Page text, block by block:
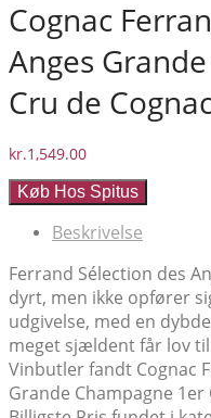
Cognac
Anges
Cru de
kr.1,549.00
Køb Hos Spitus
Beskrivelse
Ferrand Sélection des
dyrt, men ikke opfører
udgivelse, med en
meget sjældent får lov
Vinbutler fandt Cognac
Grande Champagne 1er